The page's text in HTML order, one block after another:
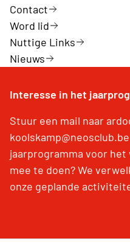
Contact
Word lid
Nuttige Links
Nieuws
Interesse in het
Stuur een mail naar
jaarprogramma voor het
mee te doen? We
onze geplande